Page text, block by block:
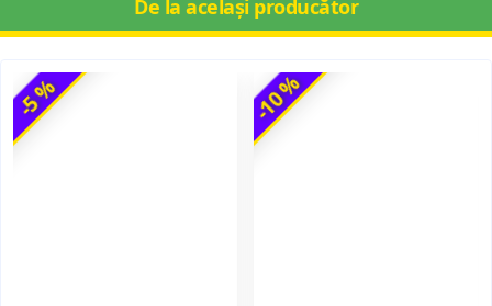
De la același producător
-5 % -10 %